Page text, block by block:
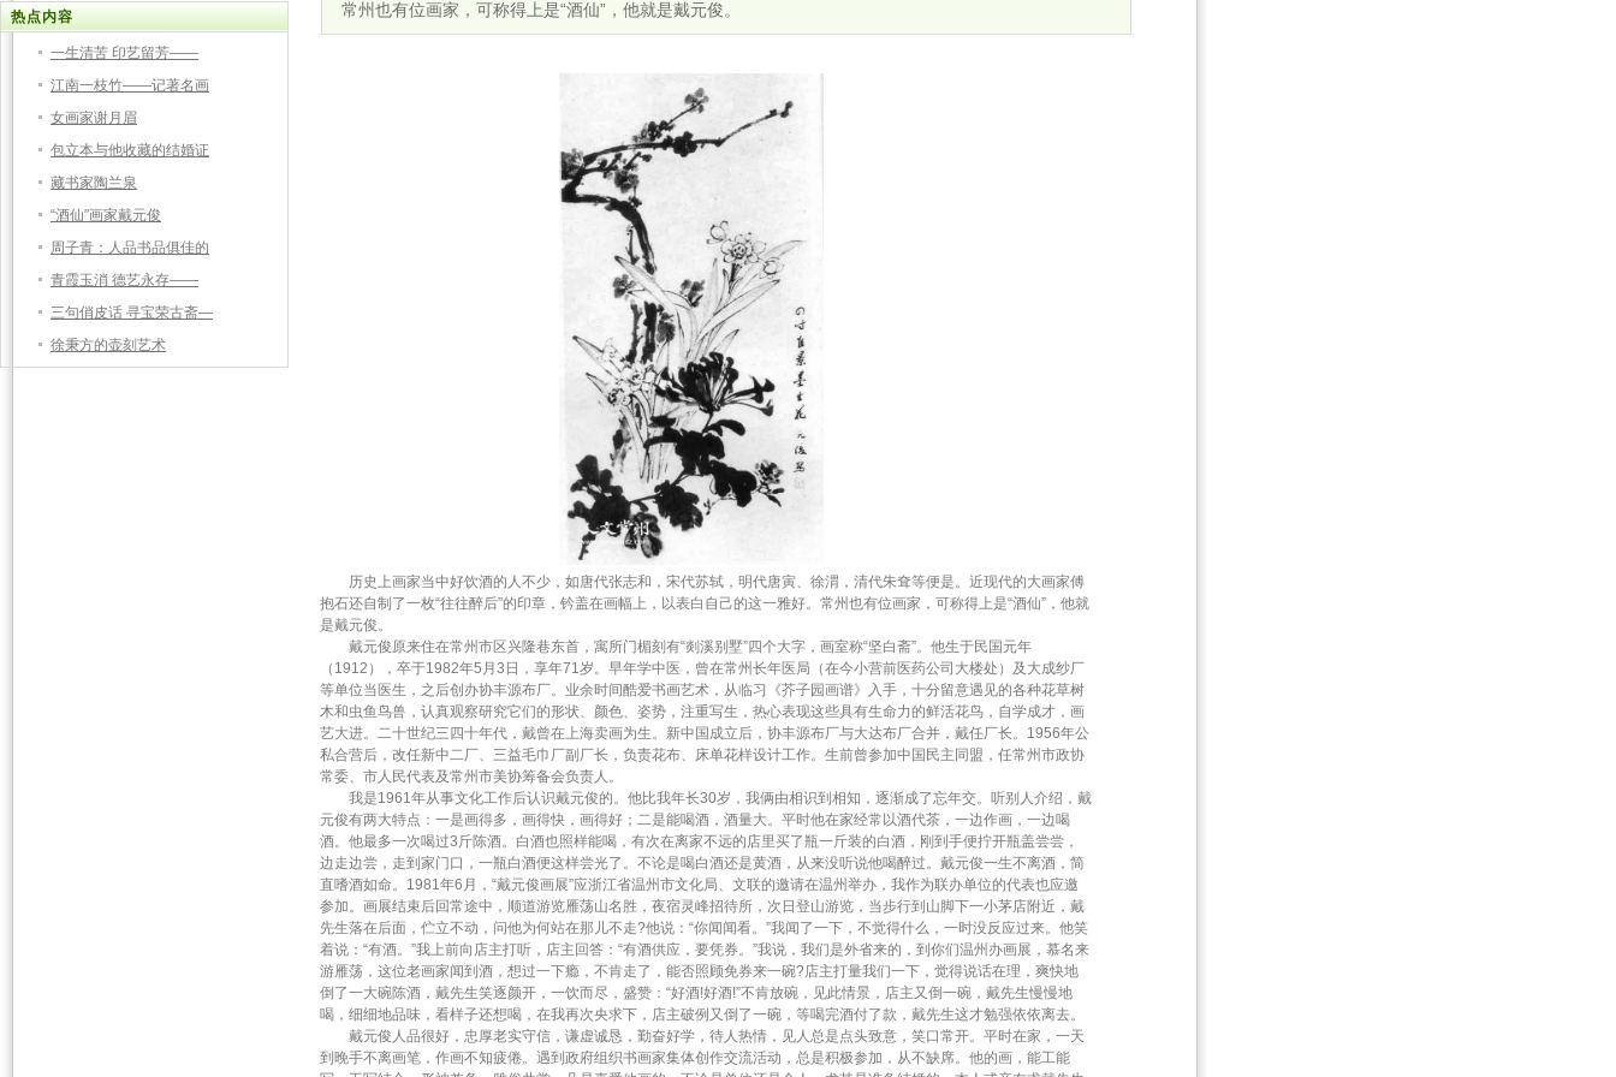
热点内容
一生清苦 印艺留芳——
江南一枝竹——记著名画
女画家谢月眉
包立本与他收藏的结婚证
藏书家陶兰泉
“酒仙”画家戴元俊
周子青：人品书品俱佳的
青霞玉消 德艺永存——
三句俏皮话 寻宝荣古斋—
徐秉方的壶刻艺术
常州也有位画家，可称得上是“酒仙”，他就是戴元俊。
历史上画家当中好饮酒的人不少，如唐代张志和，宋代苏轼，明代唐寅、徐渭，清代朱耷等便是。近现代的大画家傅
抱石还自制了一枚“往往醉后”的印章，钤盖在画幅上，以表白自己的这一雅好。常州也有位画家，可称得上是“酒仙”，他就
是戴元俊。
戴元俊原来住在常州市区兴隆巷东首，寓所门楣刻有“剡溪别墅”四个大字，画室称“坚白斋”。他生于民国元年
（1912），卒于1982年5月3日，享年71岁。早年学中医，曾在常州长年医局（在今小营前医药公司大楼处）及大成纱厂
等单位当医生，之后创办协丰源布厂。业余时间酷爱书画艺术，从临习《芥子园画谱》入手，十分留意遇见的各种花草树
木和虫鱼鸟兽，认真观察研究它们的形状、颜色、姿势，注重写生，热心表现这些具有生命力的鲜活花鸟，自学成才，画
艺大进。二十世纪三四十年代，戴曾在上海卖画为生。新中国成立后，协丰源布厂与大达布厂合并，戴任厂长。1956年公
私合营后，改任新中二厂、三益毛巾厂副厂长，负责花布、床单花样设计工作。生前曾参加中国民主同盟，任常州市政协
常委、市人民代表及常州市美协筹备会负责人。
我是1961年从事文化工作后认识戴元俊的。他比我年长30岁，我俩由相识到相知，逐渐成了忘年交。听别人介绍，戴
元俊有两大特点：一是画得多，画得快，画得好；二是能喝酒，酒量大。平时他在家经常以酒代茶，一边作画，一边喝
酒。他最多一次喝过3斤陈酒。白酒也照样能喝，有次在离家不远的店里买了瓶一斤装的白酒，刚到手便拧开瓶盖尝尝，
边走边尝，走到家门口，一瓶白酒便这样尝光了。不论是喝白酒还是黄酒，从来没听说他喝醉过。戴元俊一生不离酒，简
直嗜酒如命。1981年6月，“戴元俊画展”应浙江省温州市文化局、文联的邀请在温州举办，我作为联办单位的代表也应邀
参加。画展结束后回常途中，顺道游览雁荡山名胜，夜宿灵峰招待所，次日登山游览，当步行到山脚下一小茅店附近，戴
先生落在后面，伫立不动，问他为何站在那儿不走?他说：“你闻闻看。”我闻了一下，不觉得什么，一时没反应过来。他笑
着说：“有酒。”我上前向店主打听，店主回答：“有酒供应，要凭券。”我说，我们是外省来的，到你们温州办画展，慕名来
游雁荡，这位老画家闻到酒，想过一下瘾，不肯走了，能否照顾免券来一碗?店主打量我们一下，觉得说话在理，爽快地
倒了一大碗陈酒，戴先生笑逐颜开，一饮而尽，盛赞：“好酒!好酒!”不肯放碗，见此情景，店主又倒一碗，戴先生慢慢地
喝，细细地品味，看样子还想喝，在我再次央求下，店主破例又倒了一碗，等喝完酒付了款，戴先生这才勉强依依离去。
戴元俊人品很好，忠厚老实守信，谦虚诚恳，勤奋好学，待人热情，见人总是点头致意，笑口常开。平时在家，一天
到晚手不离画笔，作画不知疲倦。遇到政府组织书画家集体创作交流活动，总是积极参加，从不缺席。他的画，能工能